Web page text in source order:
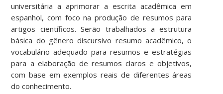
universitária a aprimorar a escrita acadêmica em
espanhol, com foco na produção de resumos para
artigos científicos. Serão trabalhados a estrutura
básica do gênero discursivo resumo acadêmico, o
vocabulário adequado para resumos e estratégias
para a elaboração de resumos claros e objetivos,
com base em exemplos reais de diferentes áreas
do conhecimento.